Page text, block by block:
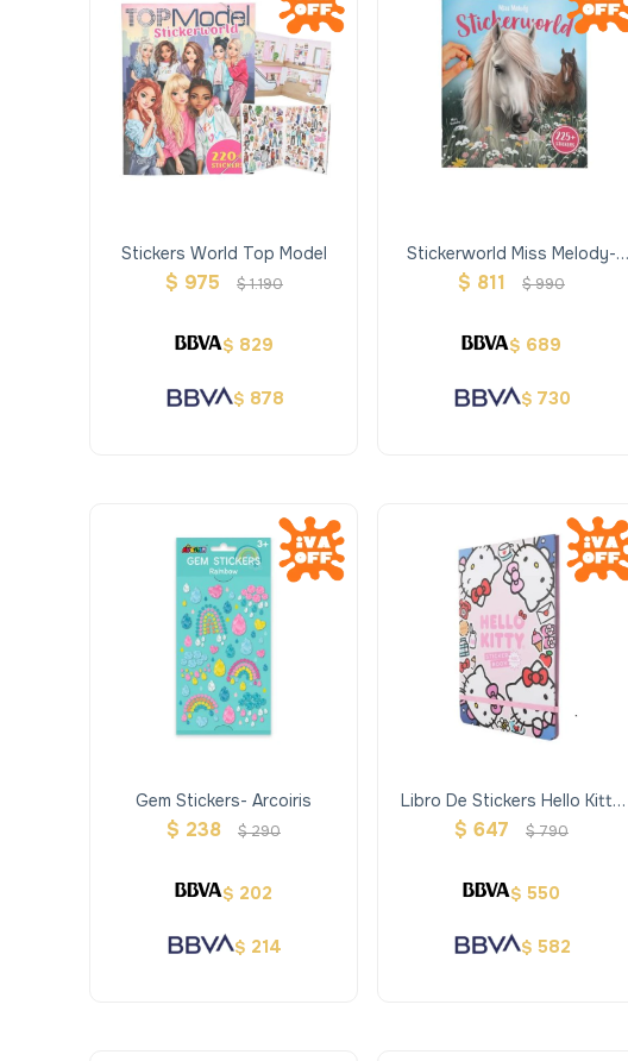
Stickers World Top Model
$ 975 $1.190
$ 829
$ 878
Stickerworld Miss Melody-
Top Model
$ 811 $990
$ 689
$ 730
Gem Stickers- Arcoiris
$ 238 $290
$ 202
$ 214
Libro De Stickers Hello Kitty
Maw - Mooving
$ 647 $790
$ 550
$ 582